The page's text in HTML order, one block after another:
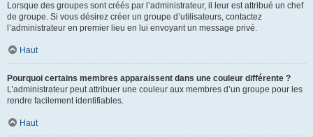
Lorsque des groupes sont créés par l’administrateur, il leur est attribué un chef
de groupe. Si vous désirez créer un groupe d’utilisateurs, contactez
l’administrateur en premier lieu en lui envoyant un message privé.
Haut
Pourquoi certains membres apparaissent dans une couleur différente ?
L’administrateur peut attribuer une couleur aux membres d’un groupe pour les
rendre facilement identifiables.
Haut